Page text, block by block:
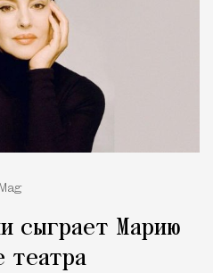
сыграет Марию
театра